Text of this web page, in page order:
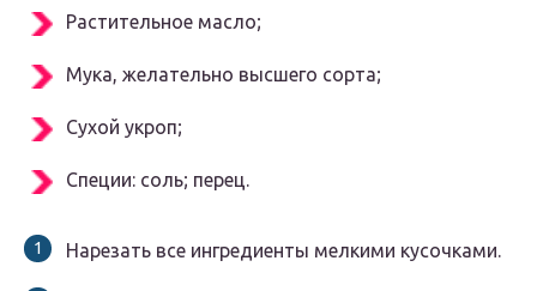
Растительное масло;
Мука, желательно высшего сорта;
Сухой укроп;
Специи: соль; перец.
Нарезать все ингредиенты мелкими кусочками.